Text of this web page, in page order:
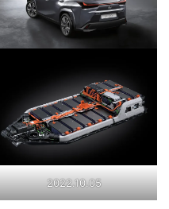
2022.10.05